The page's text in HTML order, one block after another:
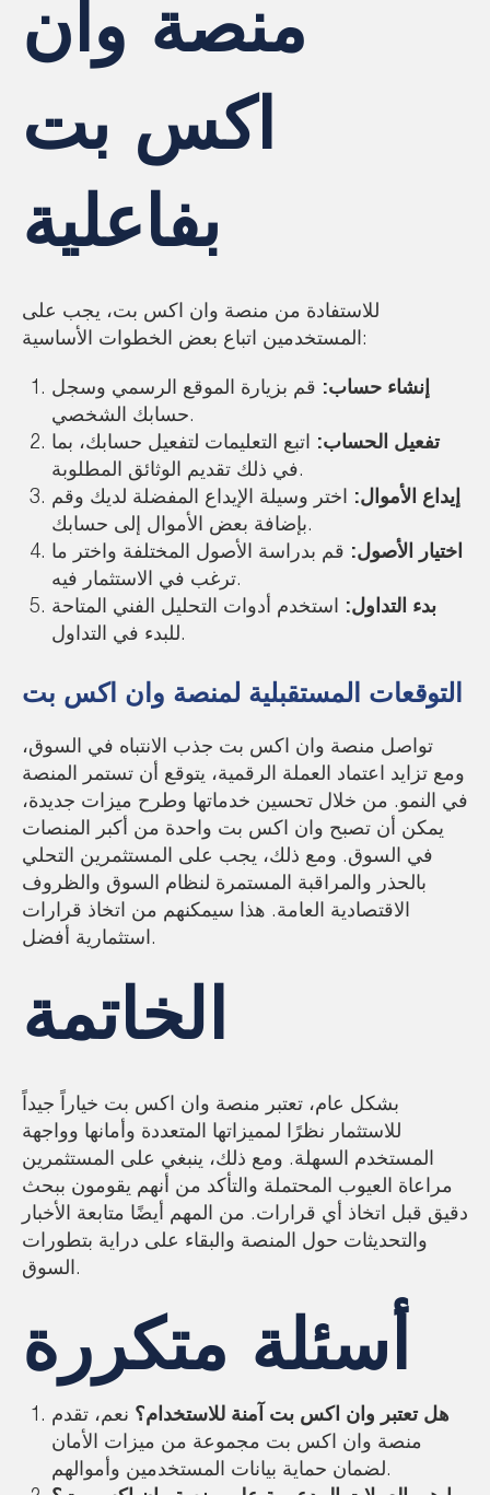
منصة وان
اكس بت
بفاعلية
للاستفادة من منصة وان اكس بت، يجب على
المستخدمين اتباع بعض الخطوات الأساسية:
إنشاء حساب: قم بزيارة الموقع الرسمي وسجل
حسابك الشخصي.
تفعيل الحساب: اتبع التعليمات لتفعيل حسابك، بما
في ذلك تقديم الوثائق المطلوبة.
إيداع الأموال: اختر وسيلة الإيداع المفضلة لديك وقم
بإضافة بعض الأموال إلى حسابك.
اختيار الأصول: قم بدراسة الأصول المختلفة واختر ما
ترغب في الاستثمار فيه.
بدء التداول: استخدم أدوات التحليل الفني المتاحة
للبدء في التداول.
التوقعات المستقبلية لمنصة وان اكس بت
تواصل منصة وان اكس بت جذب الانتباه في السوق،
ومع تزايد اعتماد العملة الرقمية، يتوقع أن تستمر المنصة
في النمو. من خلال تحسين خدماتها وطرح ميزات جديدة،
يمكن أن تصبح وان اكس بت واحدة من أكبر المنصات
في السوق. ومع ذلك، يجب على المستثمرين التحلي
بالحذر والمراقبة المستمرة لنظام السوق والظروف
الاقتصادية العامة. هذا سيمكنهم من اتخاذ قرارات
استثمارية أفضل.
الخاتمة
بشكل عام، تعتبر منصة وان اكس بت خياراً جيداً
للاستثمار نظرًا لمميزاتها المتعددة وأمانها وواجهة
المستخدم السهلة. ومع ذلك، ينبغي على المستثمرين
مراعاة العيوب المحتملة والتأكد من أنهم يقومون ببحث
دقيق قبل اتخاذ أي قرارات. من المهم أيضًا متابعة الأخبار
والتحديثات حول المنصة والبقاء على دراية بتطورات
السوق.
أسئلة متكررة
هل تعتبر وان اكس بت آمنة للاستخدام؟ نعم، تقدم
منصة وان اكس بت مجموعة من ميزات الأمان
لضمان حماية بيانات المستخدمين وأموالهم.